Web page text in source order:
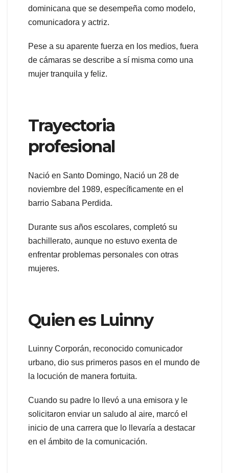
dominicana que se desempeña como modelo,
comunicadora y actriz.
Pese a su aparente fuerza en los medios, fuera
de cámaras se describe a sí misma como una
mujer tranquila y feliz.
Trayectoria
profesional
Nació en Santo Domingo, Nació un 28 de
noviembre del 1989, específicamente en el
barrio Sabana Perdida.
Durante sus años escolares, completó su
bachillerato, aunque no estuvo exenta de
enfrentar problemas personales con otras
mujeres.
Quien es Luinny
Luinny Corporán, reconocido comunicador
urbano, dio sus primeros pasos en el mundo de
la locución de manera fortuita.
Cuando su padre lo llevó a una emisora y le
solicitaron enviar un saludo al aire, marcó el
inicio de una carrera que lo llevaría a destacar
en el ámbito de la comunicación.